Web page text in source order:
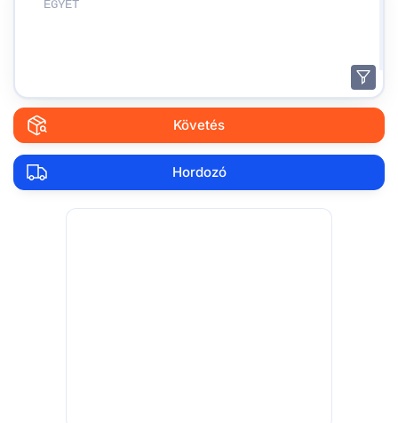
Követés
Hordozó